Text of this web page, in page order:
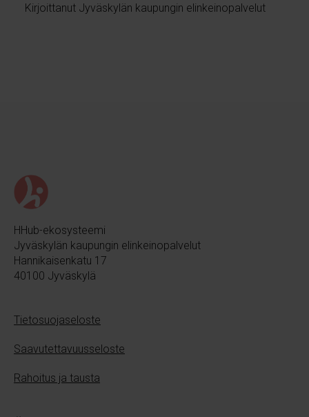
Kirjoittanut Jyväskylän kaupungin elinkeinopalvelut
HHub-ekosysteemi
Jyväskylän kaupungin elinkeinopalvelut
Hannikaisenkatu 17
40100 Jyväskylä
Tietosuojaseloste
Saavutettavuusseloste
Rahoitus ja tausta